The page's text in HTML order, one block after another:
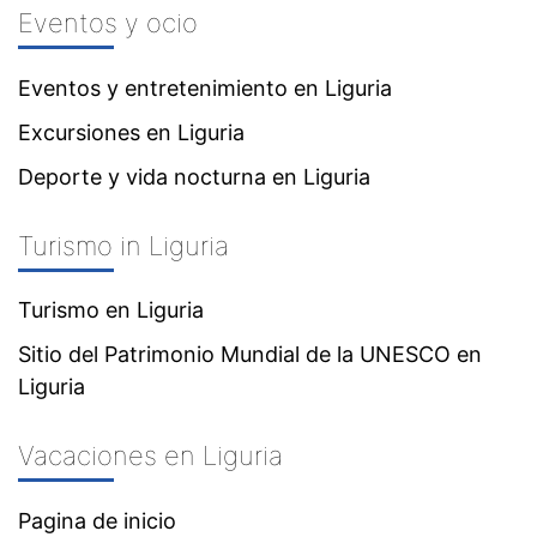
Eventos y ocio
Eventos y entretenimiento en Liguria
Excursiones en Liguria
Deporte y vida nocturna en Liguria
Turismo in Liguria
Turismo en Liguria
Sitio del Patrimonio Mundial de la UNESCO en
Liguria
Vacaciones en Liguria
Pagina de inicio